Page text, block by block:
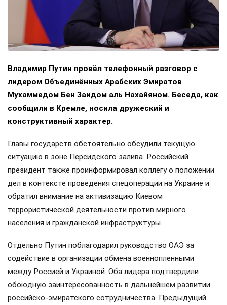
Владимир Путин провёл телефонный разговор с
лидером Объединённых Арабских Эмиратов
Мухаммедом Бен Заидом аль Нахайяном. Беседа, как
сообщили в Кремле, носила дружеский и
конструктивный характер.
Главы государств обстоятельно обсудили текущую
ситуацию в зоне Персидского залива. Российский
президент также проинформировал коллегу о положении
дел в контексте проведения спецоперации на Украине и
обратил внимание на активизацию Киевом
террористической деятельности против мирного
населения и гражданской инфраструктуры.
Отдельно Путин поблагодарил руководство ОАЭ за
содействие в организации обмена военнопленными
между Россией и Украиной. Оба лидера подтвердили
обоюдную заинтересованность в дальнейшем развитии
российско-эмиратского сотрудничества. Предыдущий